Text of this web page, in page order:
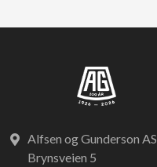
Alfsen og Gunderson AS
Brynsveien 5